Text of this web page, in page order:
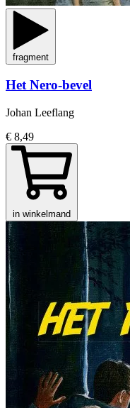
fragment
Het Nero-bevel
Johan Leeflang
€ 8,49
in winkelmand